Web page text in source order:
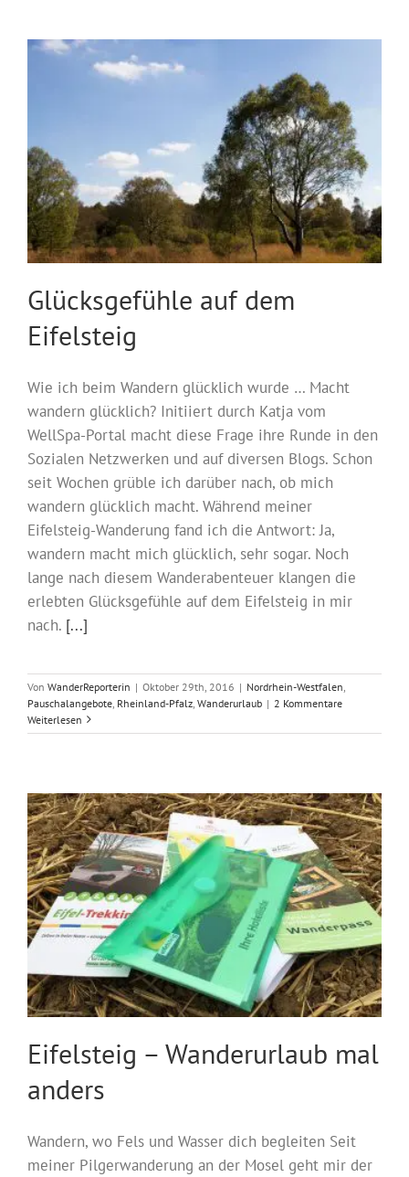
Glücksgefühle auf dem
Eifelsteig
Wie ich beim Wandern glücklich wurde … Macht
wandern glücklich? Initiiert durch Katja vom
WellSpa-Portal macht diese Frage ihre Runde in den
Sozialen Netzwerken und auf diversen Blogs. Schon
seit Wochen grüble ich darüber nach, ob mich
wandern glücklich macht. Während meiner
Eifelsteig-Wanderung fand ich die Antwort: Ja,
wandern macht mich glücklich, sehr sogar. Noch
lange nach diesem Wanderabenteuer klangen die
erlebten Glücksgefühle auf dem Eifelsteig in mir
nach. [...]
Von WanderReporterin | Oktober 29th, 2016 | Nordrhein-Westfalen
Pauschalangebote Rheinland-Pfalz Wanderurlaub | 2 Kommentare
Weiterlesen
Eifelsteig – Wanderurlaub mal
anders
Wandern, wo Fels und Wasser dich begleiten Seit
meiner Pilgerwanderung an der Mosel geht mir der